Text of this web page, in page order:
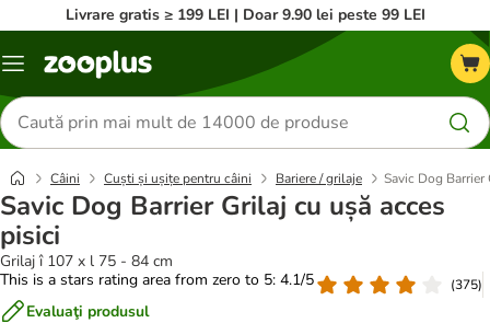
Livrare gratis ≥ 199 LEI | Doar 9.90 lei peste 99 LEI
Categorii
Căutare
produse
Câini Cuști și ușițe pentru câini Bariere / grilaje Savic Dog
Savic Dog Barrier Grilaj cu ușă acces
pisici
Grilaj î 107 x l 75 - 84 cm
This is a stars rating area from zero to 5: 4.1/5
(375)
Evaluaţi produsul